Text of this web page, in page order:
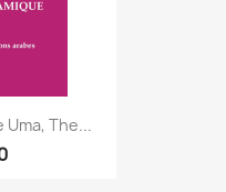
The...